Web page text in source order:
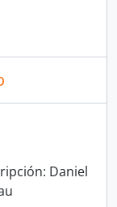
Daniel